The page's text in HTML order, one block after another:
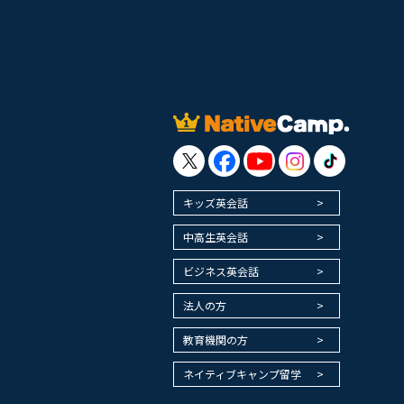
キッズ英会話
中高生英会話
ビジネス英会話
法人の方
教育機関の方
ネイティブキャンプ留学